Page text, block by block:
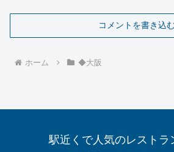
コメントを書き込
ホーム ◆大阪
駅近くで人気のレストラ